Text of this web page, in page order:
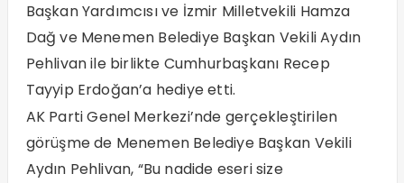
Başkan Yardımcısı ve İzmir Milletvekili Hamza
Dağ ve Menemen Belediye Başkan Vekili Aydın
Pehlivan ile birlikte Cumhurbaşkanı Recep
Tayyip Erdoğan’a hediye etti.
AK Parti Genel Merkezi’nde gerçekleştirilen
görüşme de Menemen Belediye Başkan Vekili
Aydın Pehlivan, “Bu nadide eseri size